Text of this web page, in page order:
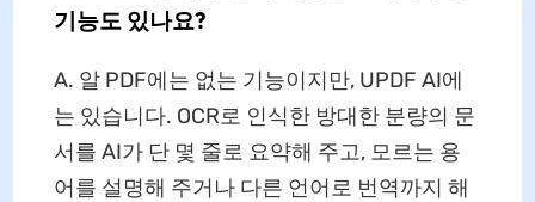
기능도 있나요?
A. 알 PDF에는 없는 기능이지만, UPDF AI에
는 있습니다. OCR로 인식한 방대한 분량의 문
서를 AI가 단 몇 줄로 요약해 주고, 모르는 용
어를 설명해 주거나 다른 언어로 번역까지 해